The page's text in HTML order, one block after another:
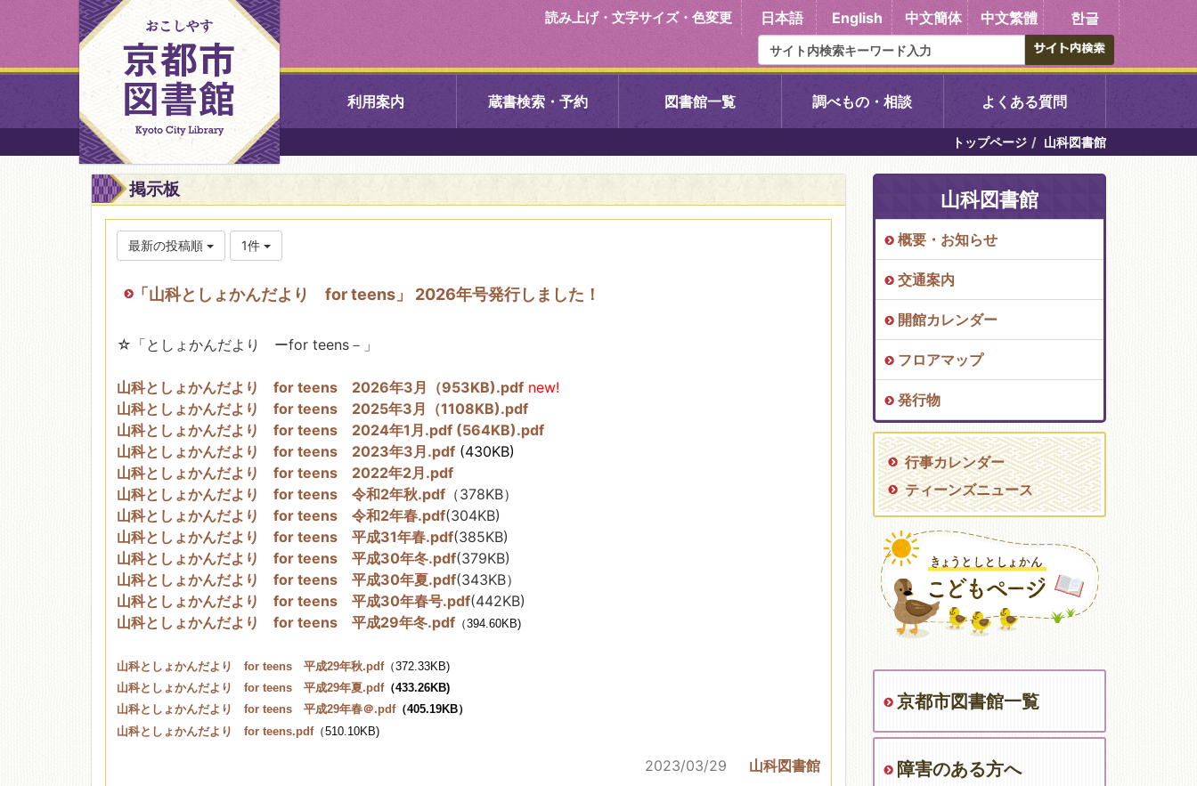
読み上げ・文字サイズ・色変更 日本語 English 中文簡体 中文繁體 한글
利用案内 蔵書検索・予約 図書館一覧
中央図書館 右京中央図書館 伏見中央図書館 醍醐中央図書館
北図書館 左京図書館 岩倉図書館 東山図書館
吉祥院図書館
向島図書館
醍醐図書館 久我のもり図書館
こどもみらい館子育て図
コミュニティプラザ深草
図書館
移動図書館
調べもの・相談 よくある質問
トップページ 山科図書館
掲示板
最新の投稿順 1件
「山科としょかんだより for teens」 2026年号発行しました！
☆「としょかんだより ーfor teens－」
山科としょかんだより for teens 2026年3月（953KB).pdf new!
山科としょかんだより for teens 2025年3月（1108KB).pdf
山科としょかんだより for teens 2024年1月.pdf (564KB).pdf
山科としょかんだより for teens 2023年3月.pdf (430KB)
山科としょかんだより for teens 2022年2月.pdf
山科としょかんだより for teens 令和2年秋.pdf （378KB）
山科としょかんだより for teens 令和2年春.pdf(304KB)
山科としょかんだより for teens 平成31年春.pdf(385KB)
山科としょかんだより for teens 平成30年冬.pdf(379KB)
山科としょかんだより for teens 平成30年夏.pdf(343KB）
山科としょかんだより for teens 平成30年春号.pdf(442KB)
山科としょかんだより for teens 平成29年冬.pdf （394.60KB)
山科としょかんだより for teens 平成29年秋.pdf（372.33KB)
山科としょかんだより for teens 平成29年夏.pdf（433.26KB)
山科としょかんだより for teens 平成29年春＠.pdf（405.19KB）
山科としょかんだより for teens.pdf（510.10KB)
2023/03/29 山科図書館
山科図書館
概要・お知らせ
交通案内
開館カレンダー
フロアマップ
発行物
行事カレンダー
ティーンズニュース
京都市図書館一覧
障害のある方へ